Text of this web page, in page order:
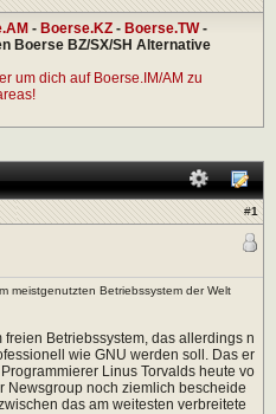
- Boerse.KZ - Boerse.TW-
Boerse BZ/SX/SH Alternative
um dich auf Boerse.IM/AM zu
#1
meistgenutzten Betriebssystem der Welt
freien Betriebssystem, das allerdings n
wie GNU werden soll. Das er
Linus Torvalds heute vo
Newsgroup noch ziemlich bescheide
das am weitesten verbreitete